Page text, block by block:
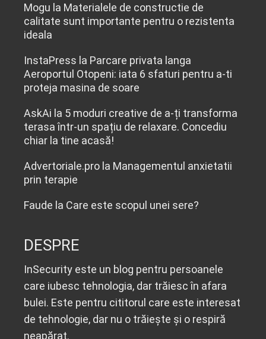
Mogu la Materialele de constructie de
calitate sunt importante pentru o rezistenta
ideala
InstaPress la Parcare privata langa
Aeroportul Otopeni: iata 6 sfaturi pentru a-ti
proteja masina de soare
AskAi la 5 moduri creative de a-ți transforma
terasa într-un spațiu de relaxare. Concediu
chiar la tine acasă!
Advertoriale.pro la Managementul anxietatii
prin terapie
Faude la Care este scopul unei sere?
DESPRE
InSecurity este un blog pentru persoanele
care iubesc tehnologia, dar trăiesc în afara
bulei. Este pentru cititorul care este interesat
de tehnologie, dar nu o trăiește și o respiră
neapărat.